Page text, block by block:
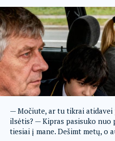
— Močiute, ar tu tikrai atidavei
ilsėtis? — Kipras pasisuko nuo
tiesiai į mane. Dešimt metų, o